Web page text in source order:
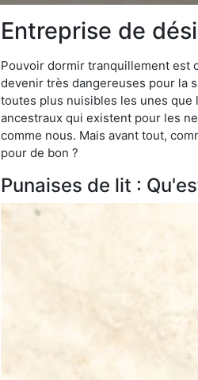
Entreprise de
Pouvoir dormir tranquillement est
devenir très dangereuses pour la
toutes plus nuisibles les unes que
ancestraux qui existent pour les
comme nous. Mais avant tout,
pour de bon ?
Punaises de lit :